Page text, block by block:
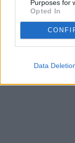
Purposes for
Opted In
Data